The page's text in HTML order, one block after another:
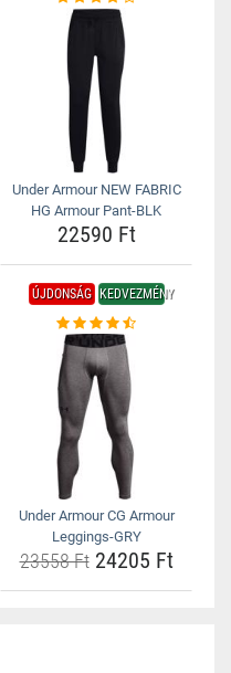
Under Armour NEW FABRIC
HG Armour Pant-BLK
22590 Ft
ÚJDONSÁG KEDVEZMÉNY
Under Armour CG Armour
Leggings-GRY
23558 Ft24205 Ft